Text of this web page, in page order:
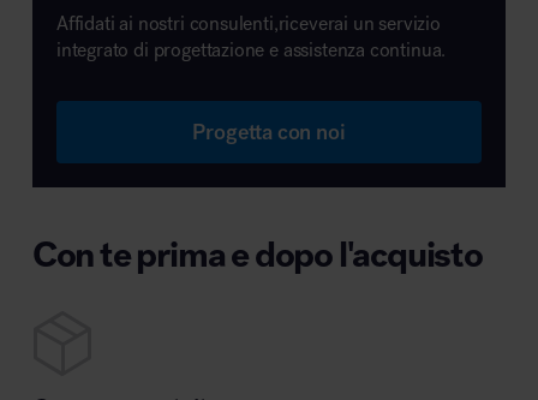
Affidati ai nostri consulenti,riceverai un servizio
integrato di progettazione e assistenza continua.
Progetta con noi
Con te prima e dopo l'acquisto